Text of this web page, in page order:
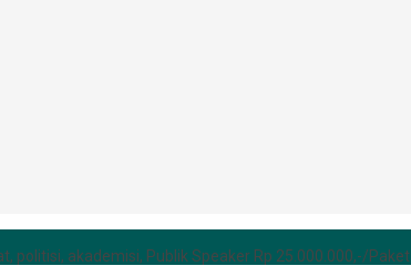
politisi, akademisi, Publik Speaker Rp 25.000.000,-/Paket